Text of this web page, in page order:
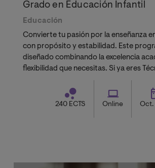
Grado en Educación Infantil
Educación
Convierte tu pasión por la enseñanza
con propósito y estabilidad. Este
diseñado combinando la excelencia
flexibilidad que necesitas. Si ya eres
solicita tu reconocimiento de créditos
termina tu Grado en menos tiempo
240 ECTS Online Oct.